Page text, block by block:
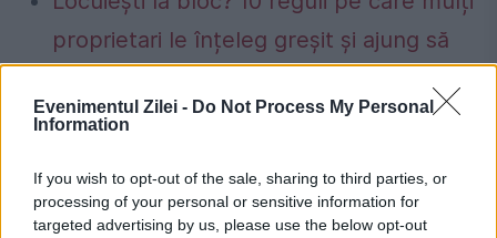
Evenimentul Zilei - Do Not Process My Personal
Information
If you wish to opt-out of the sale, sharing to third parties, or
processing of your personal or sensitive information for
targeted advertising by us, please use the below opt-out
proprietari le înțeleg greșit și ajung să
Concediu 2026. Dreptul pe care mulți
zilele de concediu și când nu